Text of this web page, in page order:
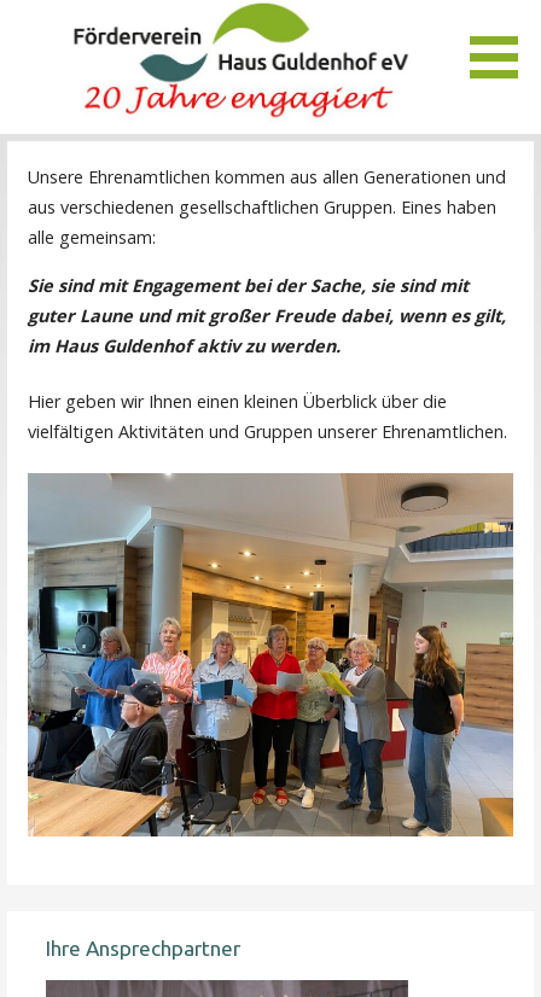
Förderverein Haus Guldenhof
Unser Verein bietet Interessierten viele Möglichkeiten, das
Pflegezentrum Haus Guldenhof zu unterstützen und zu
fördern.
Unsere Ehrenamtlichen kommen aus allen Generationen und
aus verschiedenen gesellschaftlichen Gruppen. Eines haben
alle gemeinsam:
Sie sind mit Engagement bei der Sache, sie sind mit
guter Laune und mit großer Freude dabei, wenn es gilt,
im Haus Guldenhof aktiv zu werden.
Hier geben wir Ihnen einen kleinen Überblick über die
vielfältigen Aktivitäten und Gruppen unserer Ehrenamtlichen.
Ihre Ansprechpartner